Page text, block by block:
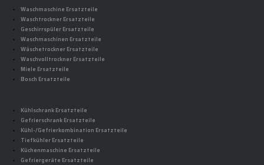
Waschmaschine Ersatzteile
Waschtrockner Ersatzteile
Geschirrspüler Ersatzteile
Waschmaschinen Ersatzteile
Wäschetrockner Ersatzteile
Waschvolltrockner Ersatzteile
Miele Ersatzteile
Bosch Ersatzteile
Kühlschrank Ersatzteile
Gefrierschrank Ersatzteile
Kühl-/Gefrierkombination Ersatzteile
Tiefkühler Ersatzteile
Küchenmaschine Ersatzteile
Gefriergeräte Ersatzteile